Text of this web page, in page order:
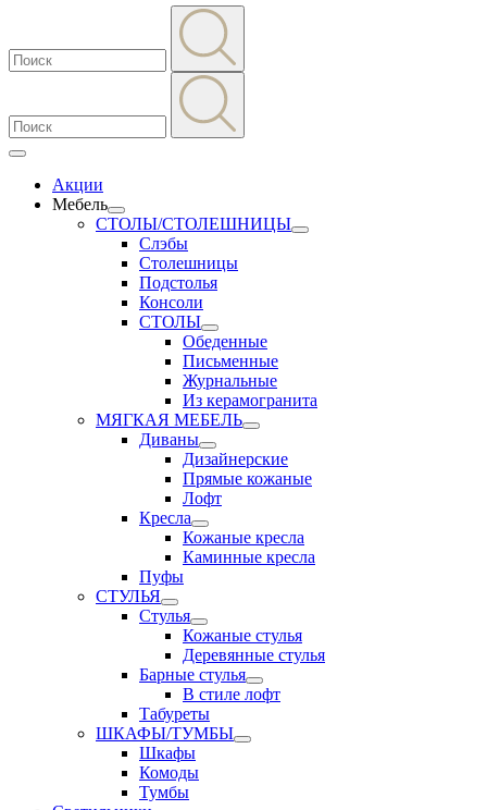
Акции
Мебель
СТОЛЫ/СТОЛЕШНИЦЫ
Слэбы
Столешницы
Подстолья
Консоли
СТОЛЫ
Обеденные
Письменные
Журнальные
Из керамогранита
МЯГКАЯ МЕБЕЛЬ
Диваны
Дизайнерские
Прямые кожаные
Лофт
Кресла
Кожаные кресла
Каминные кресла
Пуфы
СТУЛЬЯ
Стулья
Кожаные стулья
Деревянные стулья
Барные стулья
В стиле лофт
Табуреты
ШКАФЫ/ТУМБЫ
Шкафы
Комоды
Тумбы